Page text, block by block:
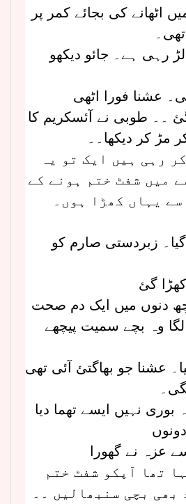
اٹھانے کی بجائے کمر پر
رہی ہے۔ جائو دیکھو
عشنا فورا اٹھی
۔۔ طوبی نے آئسکریم کا
مڑ کر دیکھا۔۔
رہی ہیں ایک تو یہ
میں شفٹ ختم ہونے کے
یہاں کھڑا ہوں۔
زبردستی صارم کو
گئ
دنوں میں ایک دم صحت
وہ بچے سمیت پیچھے
عشنا جو بھاگتئ آئی تھی
بوری نہیں ایسے تھما دیا
عزہ نے گھورا
تھا آپکو شفٹ ختم
بھی بچی سنبھالیں ۔۔